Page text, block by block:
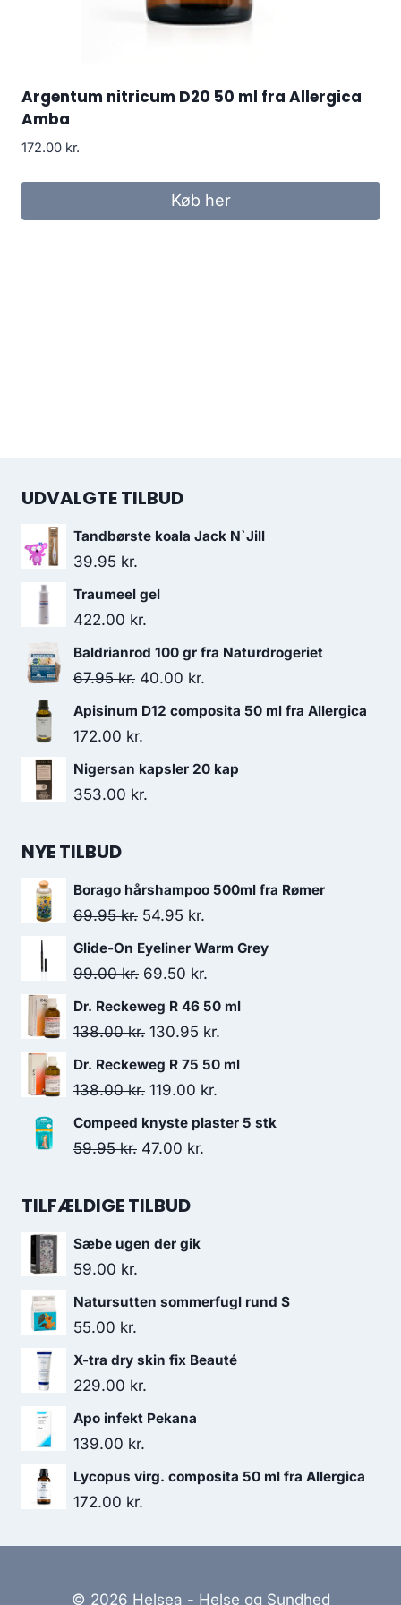
Argentum nitricum D20 50 ml fra Allergica
Amba
172.00 kr.
Køb her
UDVALGTE TILBUD
Tandbørste koala Jack N`Jill
39.95 kr.
Traumeel gel
422.00 kr.
Baldrianrod 100 gr fra Naturdrogeriet
67.95kr. Den
oprindelige
pris
40.00 kr.
aktuelle
Apisinum D12 composita 50 ml fra Allergica
172.00 kr.
Nigersan kapsler 20 kap
353.00 kr.
NYE TILBUD
Borago hårshampoo 500ml fra Rømer
69.95kr. Den
oprindelige
pris
69.95 kr..
54.95 kr.
aktuelle
54.95 kr..
Glide-On Eyeliner Warm Grey
99.00kr. Den
oprindelige
pris
99.00 kr..
69.50 kr.
aktuelle
pris
Dr. Reckeweg R 46 50 ml
138.00kr. Den
oprindelige
pris
138.00 kr..
130.95 kr.
aktuelle
Dr. Reckeweg R 75 50 ml
138.00kr. Den
oprindelige
pris
138.00 kr..
119.00 kr.
aktuelle
Compeed knyste plaster 5 stk
59.95kr. Den
pris
59.95 kr..
47.00 kr.
TILFÆLDIGE TILBUD
Sæbe ugen der gik
59.00 kr.
Natursutten sommerfugl rund S
55.00 kr.
X-tra dry skin fix Beauté
229.00 kr.
Apo infekt Pekana
139.00 kr.
Lycopus virg. composita 50 ml fra Allergica
172.00 kr.
© 2026 Helsea - Helse og Sundhed